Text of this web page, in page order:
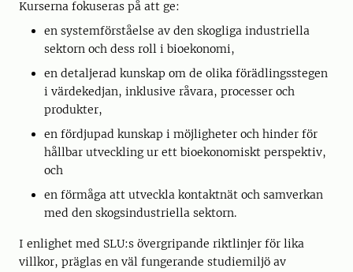
Kurserna fokuseras på att ge:
en systemförståelse av den skogliga industriella
sektorn och dess roll i bioekonomi,
en detaljerad kunskap om de olika förädlingsstegen
i värdekedjan, inklusive råvara, processer och
produkter,
en fördjupad kunskap i möjligheter och hinder för
hållbar utveckling ur ett bioekonomiskt perspektiv,
och
en förmåga att utveckla kontaktnät och samverkan
med den skogsindustriella sektorn.
I enlighet med SLU:s övergripande riktlinjer för lika
villkor, präglas en väl fungerande studiemiljö av